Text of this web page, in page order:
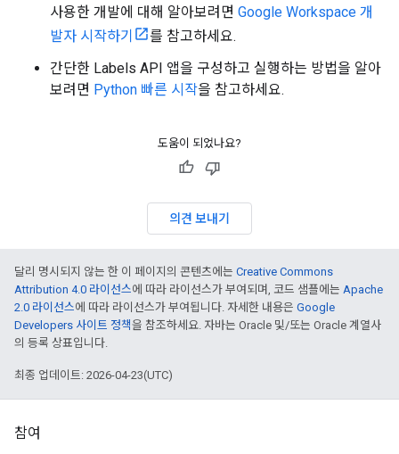
사용한 개발에 대해 알아보려면 Google Workspace 개
발자 시작하기
를 참고하세요.
간단한 Labels API 앱을 구성하고 실행하는 방법을 알아
보려면 Python 빠른 시작을 참고하세요.
도움이 되었나요?
의견 보내기
달리 명시되지 않는 한 이 페이지의 콘텐츠에는 Creative Commons
Attribution 4.0 라이선스에 따라 라이선스가 부여되며, 코드 샘플에는 Apache
2.0 라이선스에 따라 라이선스가 부여됩니다. 자세한 내용은 Google
Developers 사이트 정책을 참조하세요. 자바는 Oracle 및/또는 Oracle 계열사
의 등록 상표입니다.
최종 업데이트: 2026-04-23(UTC)
참여